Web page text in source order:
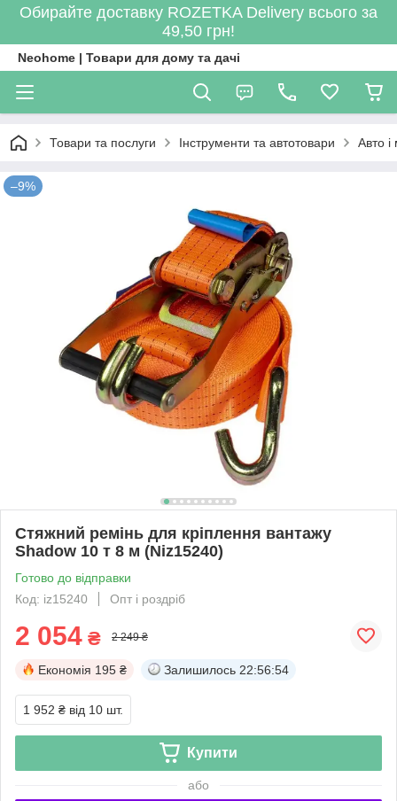
Обирайте доставку ROZETKA Delivery всього за
49,50 грн!
Neohome | Товари для дому та дачі
Товари та послуги Інструменти та автотовари Авто і
–9%
Стяжний ремінь для кріплення вантажу
Shadow 10 т 8 м (Niz15240)
Готово до відправки
Код: iz15240
Опт і роздріб
2 054 ₴ 2 249 ₴
Економія 195 ₴ Залишилось 22:56:53
1 952 ₴ від 10 шт.
Купити
або